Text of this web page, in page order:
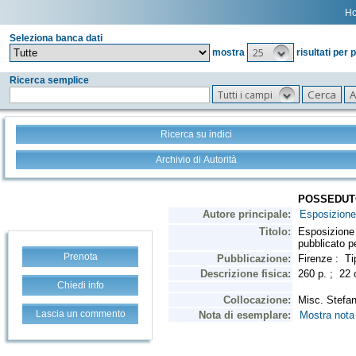
Seleziona banca dati
mostra
25 risultati per
Ricerca semplice
Tutti i campi
Ricerca su indici
Archivio di Autorità
Prenota
Chiedi info
Lascia un commento